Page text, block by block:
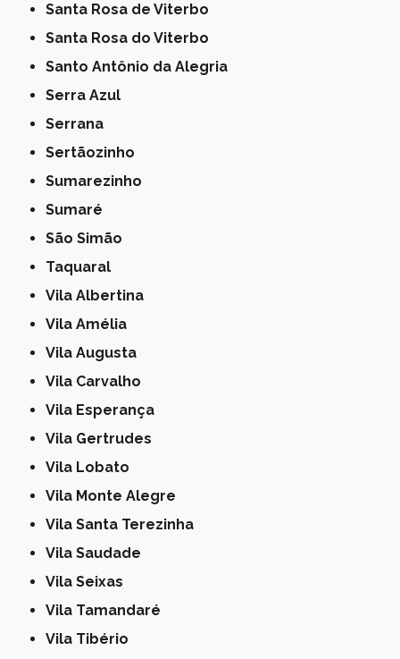
Santa Rosa de Viterbo
Santa Rosa do Viterbo
Santo Antônio da Alegria
Serra Azul
Serrana
Sertãozinho
Sumarezinho
Sumaré
São Simão
Taquaral
Vila Albertina
Vila Amélia
Vila Augusta
Vila Carvalho
Vila Esperança
Vila Gertrudes
Vila Lobato
Vila Monte Alegre
Vila Santa Terezinha
Vila Saudade
Vila Seixas
Vila Tamandaré
Vila Tibério